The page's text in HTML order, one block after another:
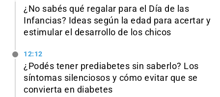
¿No sabés qué regalar para el Día de las
Infancias? Ideas según la edad para acertar y
estimular el desarrollo de los chicos
12:12
¿Podés tener prediabetes sin saberlo? Los
síntomas silenciosos y cómo evitar que se
convierta en diabetes